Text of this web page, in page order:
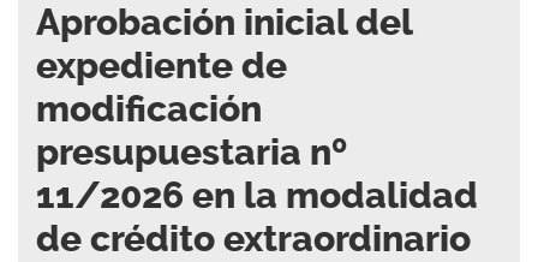
Aprobación inicial del
expediente de
modificación
presupuestaria nº
11/2026 en la modalidad
de crédito extraordinario